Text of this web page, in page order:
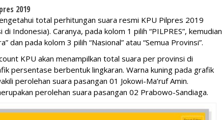
2019
total perhitungan suara resmi KPU Pilpres 2019
Indonesia). Caranya, pada kolom 1 pilih “PILPRES”, kemudian
dan pada kolom 3 pilih “Nasional” atau “Semua Provinsi”.
KPU akan menampilkan total suara per provinsi di
persentase berbentuk lingkaran. Warna kuning pada grafik
perolehan suara pasangan 01 Jokowi-Ma’ruf Amin.
perolehan suara pasangan 02 Prabowo-Sandiaga.